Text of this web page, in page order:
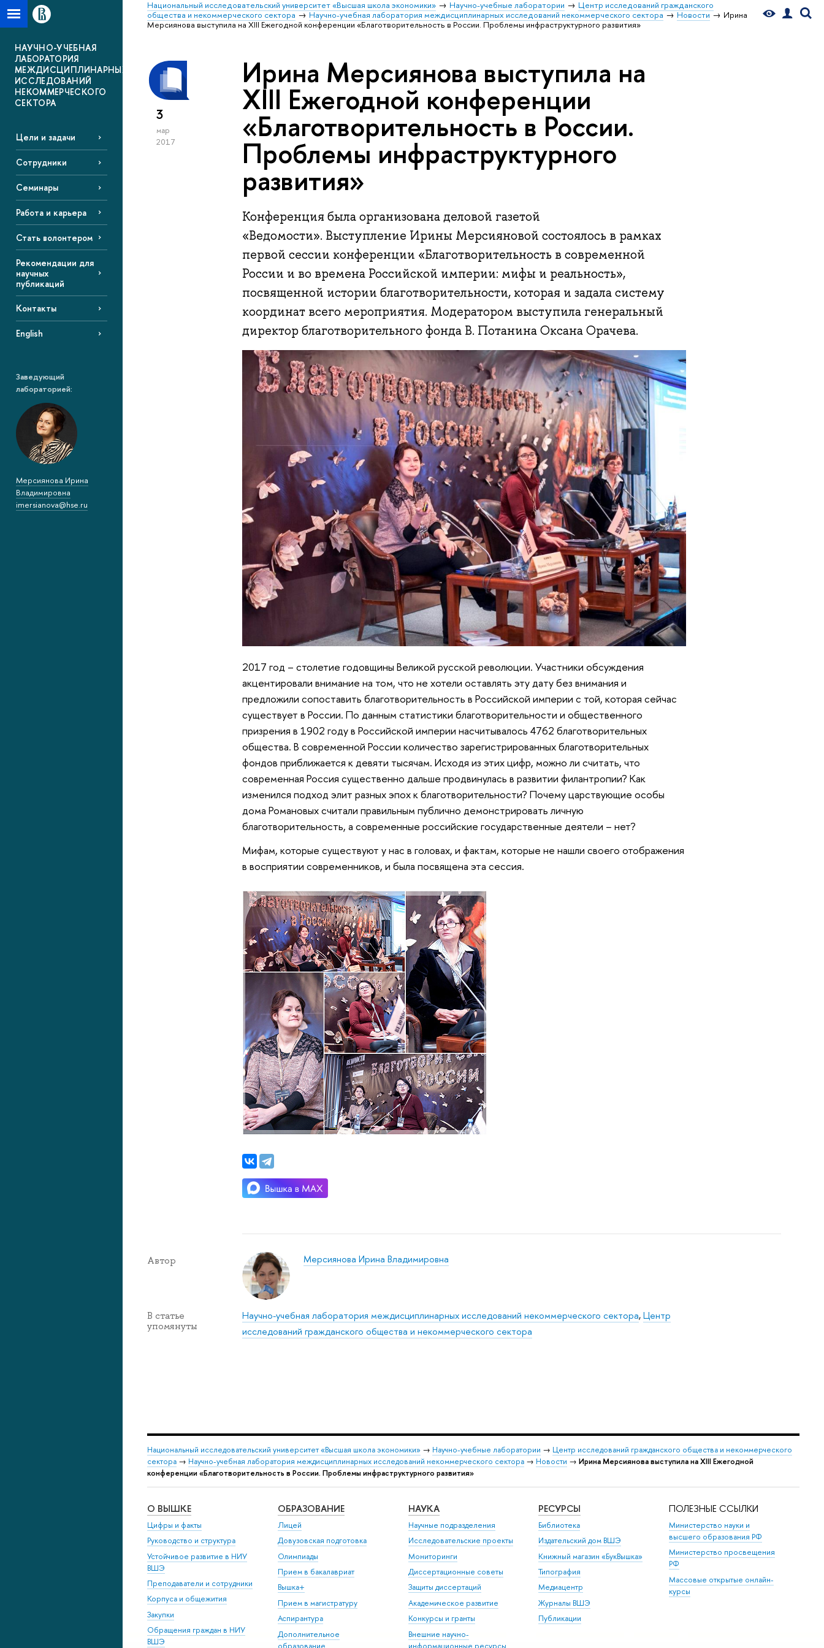
Национальный исследовательский университет «Высшая школа экономики» Научно-учебные лаборатории
Центр исследований гражданского
общества и некоммерческого сектора
Научно-учебная лаборатория междисциплинарных исследований некоммерческого сектора Новости
Ирина
Мерсиянова выступила на XIII Ежегодной конференции «Благотворительность в России. Проблемы инфраструктурного развития»
НАУЧНО-УЧЕБНАЯ
ЛАБОРАТОРИЯ
МЕЖДИСЦИПЛИНАРНЫХ
ИССЛЕДОВАНИЙ
НЕКОММЕРЧЕСКОГО
СЕКТОРА
Цели и задачи
Сотрудники
Семинары
Работа и карьера
Стать волонтером
Рекомендации для
научных
публикаций
Контакты
English
Заведующий
лабораторией:
Мерсиянова Ирина
Владимировна
imersianova@hse.ru
3
мар
2017
Ирина Мерсиянова выступила на
XIII Ежегодной конференции
«Благотворительность в России.
Проблемы инфраструктурного
развития»
Конференция была организована деловой газетой
«Ведомости». Выступление Ирины Мерсияновой состоялось в рамках
первой сессии конференции «Благотворительность в современной
России и во времена Российской империи: мифы и реальность»,
посвященной истории благотворительности, которая и задала систему
координат всего мероприятия. Модератором выступила генеральный
директор благотворительного фонда В. Потанина Оксана Орачева.
2017 год – столетие годовщины Великой русской революции. Участники обсуждения
акцентировали внимание на том, что не хотели оставлять эту дату без внимания и
предложили сопоставить благотворительность в Российской империи с той, которая сейчас
существует в России. По данным статистики благотворительности и общественного
призрения в 1902 году в Российской империи насчитывалось 4762 благотворительных
общества. В современной России количество зарегистрированных благотворительных
фондов приближается к девяти тысячам. Исходя из этих цифр, можно ли считать, что
современная Россия существенно дальше продвинулась в развитии филантропии? Как
изменился подход элит разных эпох к благотворительности? Почему царствующие особы
дома Романовых считали правильным публично демонстрировать личную
благотворительность, а современные российские государственные деятели – нет?
Мифам, которые существуют у нас в головах, и фактам, которые не нашли своего отображения
в восприятии современников, и была посвящена эта сессия.
Автор Мерсиянова Ирина Владимировна
В статье
упомянуты
Научно-учебная лаборатория междисциплинарных исследований некоммерческого сектора,Центр
исследований гражданского общества и некоммерческого сектора
Национальный исследовательский университет «Высшая школа экономики» → Научно-учебные лаборатории → Центр исследований гражданского общества и некоммерческого
сектора → Научно-учебная лаборатория междисциплинарных исследований некоммерческого сектора → Новости → Ирина Мерсиянова выступила на XIII Ежегодной
конференции «Благотворительность в России. Проблемы инфраструктурного развития»
О ВЫШКЕ
Цифры и факты
Руководство и структура
Устойчивое развитие в НИУ
ВШЭ
Преподаватели и сотрудники
Корпуса и общежития
Закупки
Обращения граждан в НИУ
ВШЭ
ОБРАЗОВАНИЕ
Лицей
Довузовская подготовка
Олимпиады
Прием в бакалавриат
Вышка+
Прием в магистратуру
Аспирантура
Дополнительное
образование
НАУКА
Научные подразделения
Исследовательские проекты
Мониторинги
Диссертационные советы
Защиты диссертаций
Академическое развитие
Конкурсы и гранты
Внешние научно-
информационные ресурсы
РЕСУРСЫ
Библиотека
Издательский дом ВШЭ
Книжный магазин «БукВышка»
Типография
Медиацентр
Журналы ВШЭ
Публикации
ПОЛЕЗНЫЕ ССЫЛКИ
Министерство науки и
высшего образования РФ
Министерство просвещения
РФ
Массовые открытые онлайн-
курсы